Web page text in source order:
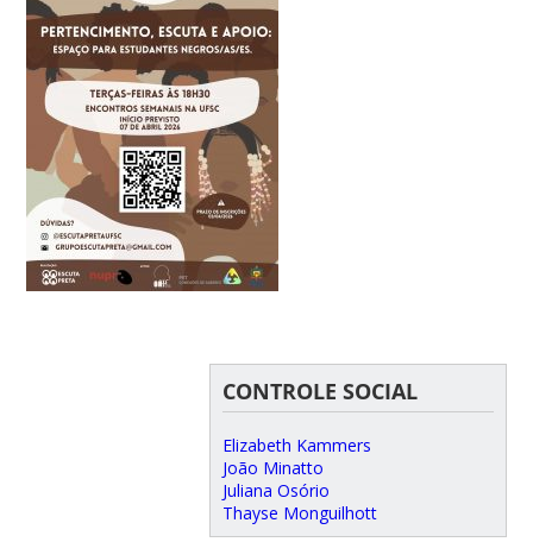
CONTROLE SOCIAL
Elizabeth Kammers
João Minatto
Juliana Osório
Thayse Monguilhott